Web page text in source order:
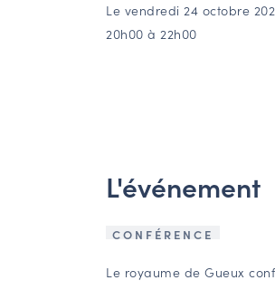
Le vendredi 24 octobre
20h00 à 22h00
L'événement
CONFÉRENCE
Le royaume de Gueux